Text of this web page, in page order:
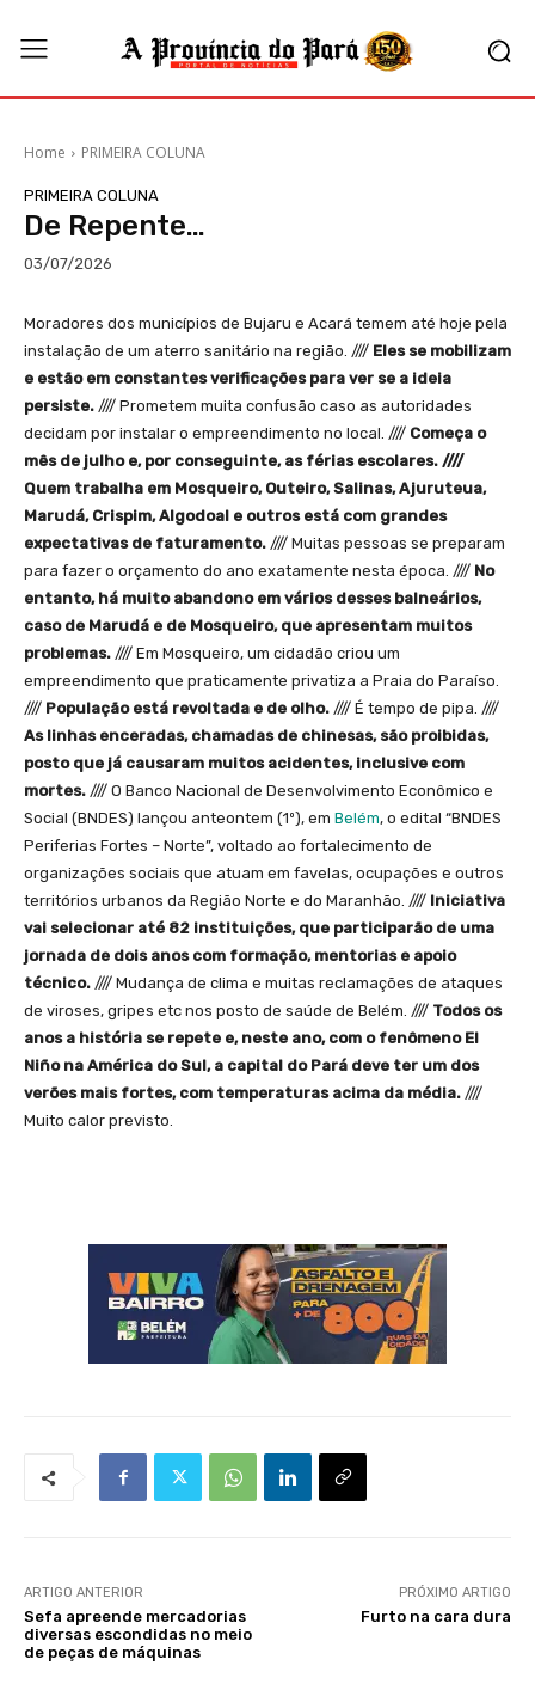
Home PRIMEIRA COLUNA
PRIMEIRA COLUNA
De Repente…
03/07/2026
Moradores dos municípios de Bujaru e Acará temem até hoje pela
instalação de um aterro sanitário na região. //// Eles se mobilizam
e estão em constantes verificações para ver se a ideia
persiste. //// Prometem muita confusão caso as autoridades
decidam por instalar o empreendimento no local. //// Começa o
mês de julho e, por conseguinte, as férias escolares. ////
Quem trabalha em Mosqueiro, Outeiro, Salinas, Ajuruteua,
Marudá, Crispim, Algodoal e outros está com grandes
expectativas de faturamento. //// Muitas pessoas se preparam
para fazer o orçamento do ano exatamente nesta época. //// No
entanto, há muito abandono em vários desses balneários,
caso de Marudá e de Mosqueiro, que apresentam muitos
problemas. //// Em Mosqueiro, um cidadão criou um
empreendimento que praticamente privatiza a Praia do Paraíso.
//// População está revoltada e de olho. //// É tempo de pipa. ////
As linhas enceradas, chamadas de chinesas, são proibidas,
posto que já causaram muitos acidentes, inclusive com
mortes. //// O Banco Nacional de Desenvolvimento Econômico e
Social (BNDES) lançou anteontem (1º), em Belém, o edital “BNDES
Periferias Fortes – Norte”, voltado ao fortalecimento de
organizações sociais que atuam em favelas, ocupações e outros
territórios urbanos da Região Norte e do Maranhão. //// Iniciativa
vai selecionar até 82 instituições, que participarão de uma
jornada de dois anos com formação, mentorias e apoio
técnico. //// Mudança de clima e muitas reclamações de ataques
de viroses, gripes etc nos posto de saúde de Belém. //// Todos os
anos a história se repete e, neste ano, com o fenômeno El
Niño na América do Sul, a capital do Pará deve ter um dos
verões mais fortes, com temperaturas acima da média. ////
Muito calor previsto.
ARTIGO ANTERIOR
Sefa apreende mercadorias
diversas escondidas no meio
de peças de máquinas
PRÓXIMO ARTIGO
Furto na cara dura